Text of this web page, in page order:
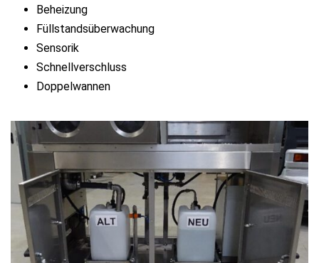
Beheizung
Füllstandsüberwachung
Sensorik
Schnellverschluss
Doppelwannen